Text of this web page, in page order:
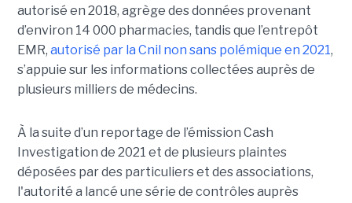
autorisé en 2018, agrège des données provenant
d’environ 14 000 pharmacies, tandis que l’entrepôt
EMR, autorisé par la Cnil non sans polémique en 2021,
s’appuie sur les informations collectées auprès de
plusieurs milliers de médecins.
À la suite d’un reportage de l’émission Cash
Investigation de 2021 et de plusieurs plaintes
déposées par des particuliers et des associations,
l'autorité a lancé une série de contrôles auprès